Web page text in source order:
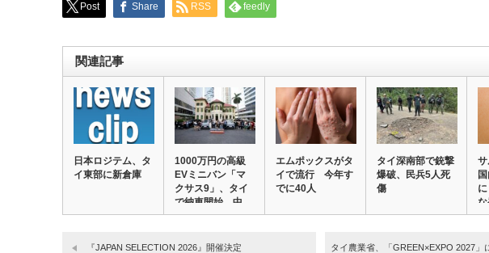
Post Share RSS feedly
関連記事
日本ロジテム、タ
イ東部に新倉庫
1000万円の高級
EVミニバン「マ
クサス9」、タイ
で納車開始 中…
エムポックスがタ
イで流行 今年す
でに40人
タイ深南部で銃撃
爆破、民兵5人死
傷
サ
『JAPAN SELECTION 2026』開催決定
タイ農業省、「GREEN×EXPO 2027